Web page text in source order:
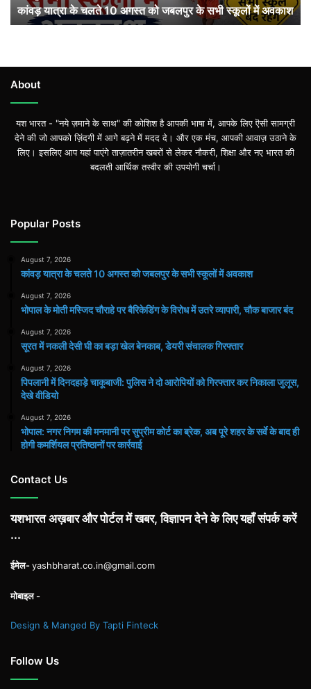
सभी
स्कूलों
कांवड़ यात्रा के चलते 10 अगस्त को जबलपुर के सभी स्कूलों में अवकाश
About
यश भारत - "नये ज़माने के साथ" की कोशिश है आपकी भाषा में, आपके लिए ऎसी सामग्री
देने की जो आपको ज़िंदगी में आगे बढ़ने में मदद दे। और एक मंच, आपकी आवाज़ उठाने के
लिए। इसलिए आप यहां पाएंगे ताज़ातरीन खबरों से लेकर नौकरी, शिक्षा और नए भारत की
बदलती आर्थिक तस्वीर की उपयोगी चर्चा।
Popular Posts
August 7, 2026
कांवड़ यात्रा के चलते 10 अगस्त को जबलपुर के सभी स्कूलों में अवकाश
August 7, 2026
भोपाल के मोती मस्जिद चौराहे पर बैरिकेडिंग के विरोध में उतरे व्यापारी, चौक बाजार बंद
August 7, 2026
सूरत में नकली देसी घी का बड़ा खेल बेनकाब, डेयरी संचालक गिरफ्तार
August 7, 2026
पिपलानी में दिनदहाड़े चाकूबाजी: पुलिस ने दो आरोपियों को गिरफ्तार कर निकाला जुलूस,
देखे वीडियो
August 7, 2026
भोपाल: नगर निगम की मनमानी पर सुप्रीम कोर्ट का ब्रेक, अब पूरे शहर के सर्वे के बाद ही
होगी कमर्शियल प्रतिष्ठानों पर कार्रवाई
Contact Us
यशभारत अख़बार और पोर्टल में खबर, विज्ञापन देने के लिए यहाँ संपर्क करें
...
ईमेल-yashbharat.co.in@gmail.com
मोबाइल -
Design & Manged By Tapti Finteck
Follow Us